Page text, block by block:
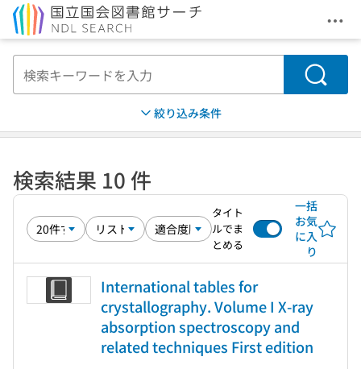
メ
検索
絞り込み条件
検索結果 10 件
タイト
ルでま
とめる
一括
お気
に入
り
International tables for
crystallography. Volume I X-ray
absorption spectroscopy and
related techniques First edition